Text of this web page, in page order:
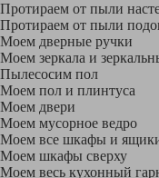
Протираем от пыли
Протираем от пыли
Моем дверные ручки
Моем зеркала и
Пылесосим пол
Моем пол и плинтуса
Моем двери
Моем мусорное ведро
Моем все шкафы и
Моем шкафы сверху
Моем весь кухонный